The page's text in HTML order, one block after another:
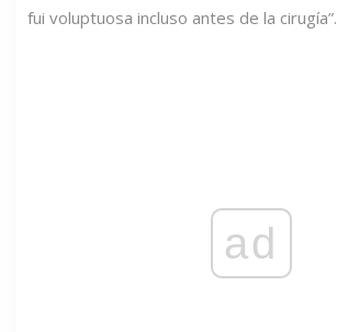
fui voluptuosa incluso antes de la cirugía”.
ad